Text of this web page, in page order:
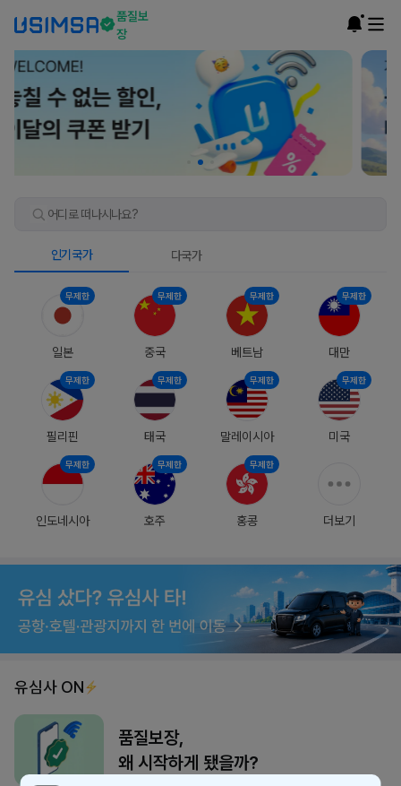
품질보
장
어디로 떠나시나요?
인기국가 다국가
무제한
일본
무제한
중국
무제한
베트남
무제한
대만
무제한
필리핀
무제한
태국
무제한
말레이시아
무제한
미국
무제한
인도네시아
무제한
호주
무제한
홍콩 더보기
유심사 ON
품질보장,
왜 시작하게 됐을까?